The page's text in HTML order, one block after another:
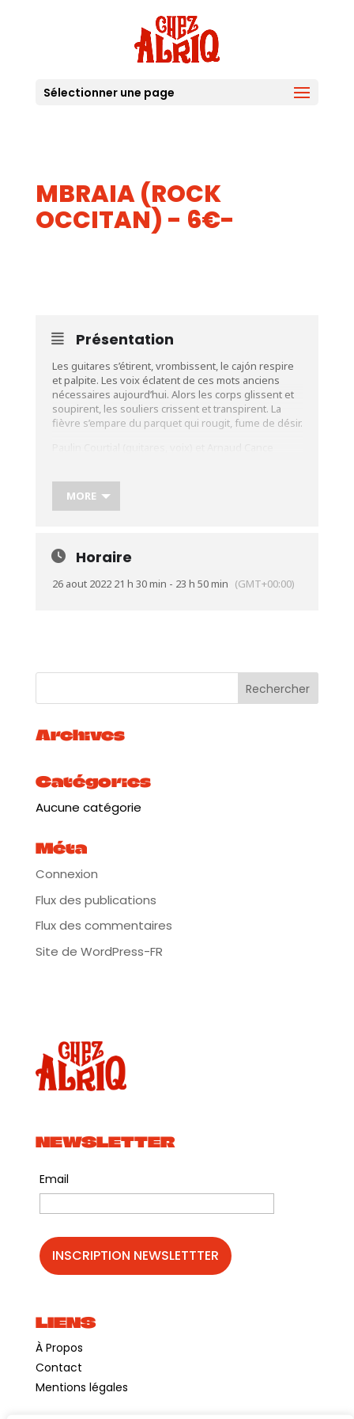
Sélectionner une page
MBRAIA (ROCK
OCCITAN) - 6€-
Présentation
Les guitares s’étirent, vrombissent, le cajón respire
et palpite. Les voix éclatent de ces mots anciens
nécessaires aujourd’hui. Alors les corps glissent et
soupirent, les souliers crissent ettranspirent. La
fièvre s’empare du parquet qui rougit, fume de désir.
rouages de la machine à danser.
Leurs arrangements, entre force brutale et infinie
collective.
Chaussez-vous solidement et laissez-vous happer
MORE
Horaire
26 aout 2022 21 h 30 min - 23 h 50 min (GMT+00:00)
Archives
Catégories
Aucune catégorie
Méta
Connexion
Flux des publications
Flux des commentaires
Site de WordPress-FR
NEWSLETTER
Email
LIENS
À Propos
Contact
Mentions légales